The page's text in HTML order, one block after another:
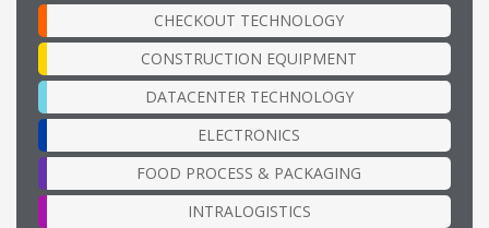
CHECKOUT TECHNOLOGY
CONSTRUCTION EQUIPMENT
DATACENTER TECHNOLOGY
ELECTRONICS
FOOD PROCESS & PACKAGING
INTRALOGISTICS